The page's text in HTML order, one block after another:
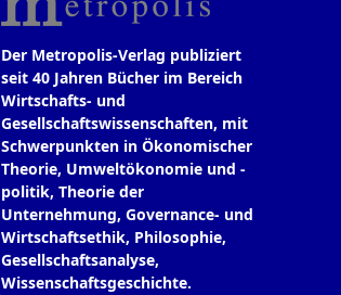
Der Metropolis-Verlag publiziert
seit 40 Jahren Bücher im Bereich
Wirtschafts- und
Gesellschaftswissenschaften, mit
Schwerpunkten in Ökonomischer
Theorie, Umweltökonomie und -
politik, Theorie der
Unternehmung, Governance- und
Wirtschaftsethik, Philosophie,
Gesellschaftsanalyse,
Wissenschaftsgeschichte.